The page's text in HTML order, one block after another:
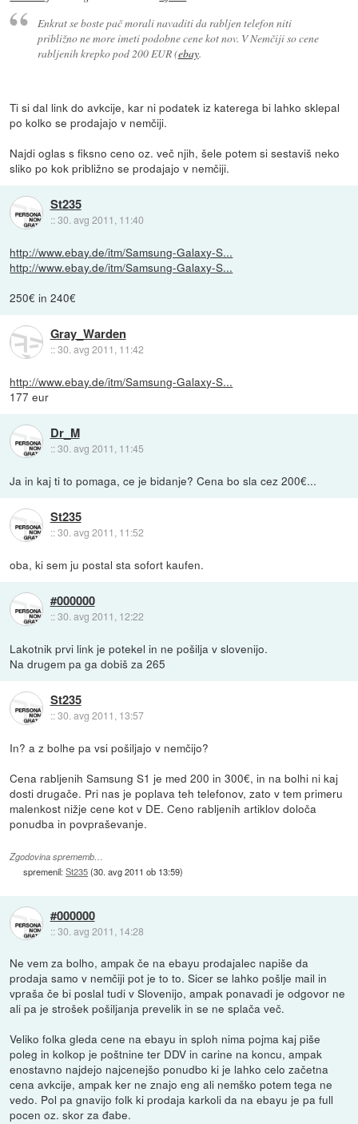
Enkrat se boste pač morali navaditi da rabljen telefon niti
približno ne more imeti podobne cene kot nov. V Nemčiji so cene
rabljenih krepko pod 200 EUR (ebay.
Ti si dal link do avkcije, kar ni podatek iz katerega bi lahko sklepal
po kolko se prodajajo v nemčiji.
Najdi oglas s fiksno ceno oz. več njih, šele potem si sestaviš neko
sliko po kok približno se prodajajo v nemčiji.
St235
::30. avg 2011, 11:40
http://www.ebay.de/itm/Samsung-Galaxy-S...
http://www.ebay.de/itm/Samsung-Galaxy-S...
250€ in 240€
Gray_Warden
::30. avg 2011, 11:42
http://www.ebay.de/itm/Samsung-Galaxy-S...
177 eur
Dr_M
::30. avg 2011, 11:45
Ja in kaj ti to pomaga, ce je bidanje? Cena bo sla cez 200€...
St235
::30. avg 2011, 11:52
oba, ki sem ju postal sta sofort kaufen.
#000000
::30. avg 2011, 12:22
Lakotnik prvi link je potekel in ne pošilja v slovenijo.
Na drugem pa ga dobiš za 265
St235
::30. avg 2011, 13:57
In? a z bolhe pa vsi pošiljajo v nemčijo?
Cena rabljenih Samsung S1 je med 200 in 300€, in na bolhi ni kaj
dosti drugače. Pri nas je poplava teh telefonov, zato v tem primeru
malenkost nižje cene kot v DE. Ceno rabljenih artiklov določa
ponudba in povpraševanje.
Zgodovina sprememb…
spremenil:St235(30. avg 2011 ob 13:59)
#000000
::30. avg 2011, 14:28
Ne vem za bolho, ampak če na ebayu prodajalec napiše da
prodaja samo v nemčiji pot je to to. Sicer se lahko pošlje mail in
vpraša če bi poslal tudi v Slovenijo, ampak ponavadi je odgovor ne
ali pa je strošek pošiljanja prevelik in se ne splača več.
Veliko folka gleda cene na ebayu in sploh nima pojma kaj piše
poleg in kolkop je poštnine ter DDV in carine na koncu, ampak
enostavno najdejo najcenejšo ponudbo ki je lahko celo začetna
cena avkcije, ampak ker ne znajo eng ali nemško potem tega ne
vedo. Pol pa gnavijo folk ki prodaja karkoli da na ebayu je pa full
pocen oz. skor za đabe.